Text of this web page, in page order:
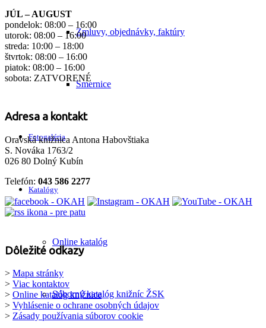
Zmluvy, objednávky, faktúry
Smernice
Fotogaléria
Katalógy
Online katalóg
Súborný katalóg knižníc ŽSK
JÚL – AUGUST
pondelok: 08:00 – 16:00
utorok: 08:00 – 16:00
streda: 10:00 – 18:00
štvrtok: 08:00 – 16:00
piatok: 08:00 – 16:00
sobota: ZATVORENÉ
Adresa a kontakt
Oravská knižnica Antona Habovštiaka
S. Nováka 1763/2
026 80 Dolný Kubín
Telefón: 043 586 2277
Dôležité odkazy
> Mapa stránky
> Viac kontaktov
> Online katalóg knižnice
> Vyhlásenie o ochrane osobných údajov
> Zásady používania súborov cookie